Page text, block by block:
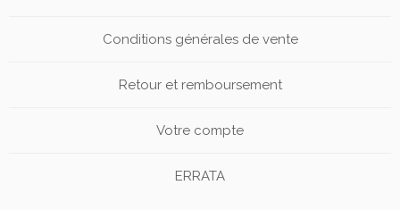
Conditions générales de vente
Retour et remboursement
Votre compte
ERRATA